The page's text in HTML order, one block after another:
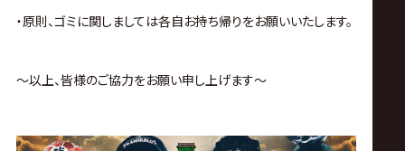
・原則、ゴミに関しましては各自お持ち帰りをお願いいたします。
～以上、皆様のご協力をお願い申し上げます～